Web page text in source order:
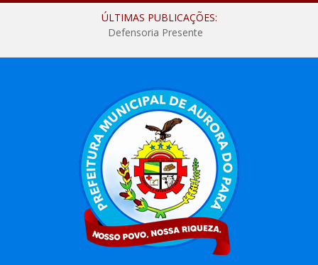
ÚLTIMAS PUBLICAÇÕES:
Defensoria Presente